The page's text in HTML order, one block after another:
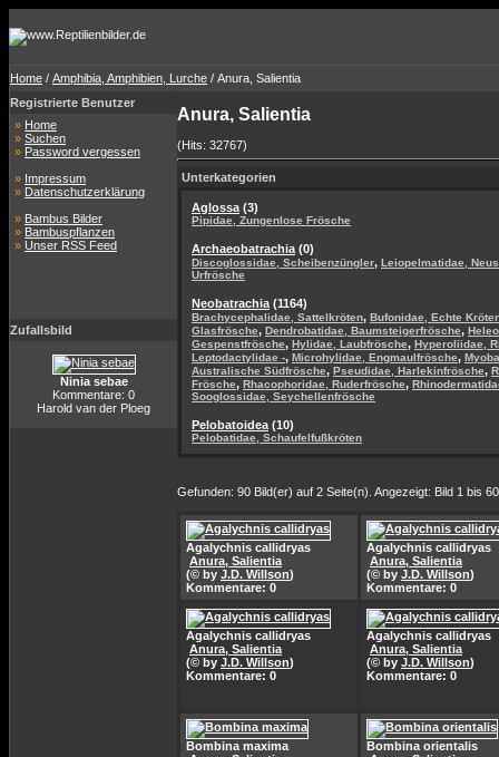
Home / Amphibia, Amphibien, Lurche / Anura, Salientia
Registrierte Benutzer
» Home
» Suchen
» Password vergessen
» Impressum
» Datenschutzerklärung
» Bambus Bilder
» Bambuspflanzen
» Unser RSS Feed
Zufallsbild
Ninia sebae
Kommentare: 0
Harold van der Ploeg
Anura, Salientia
(Hits: 32767)
Unterkategorien
Aglossa (3)
Pipidae, Zungenlose Frösche
Archaeobatrachia (0)
Discoglossidae, Scheibenzüngler, Leiopelmatidae,
Urfrösche
Neobatrachia (1164)
Brachycephalidae, Sattelkröten, Bufonidae, Echte
Glasfrösche, Dendrobatidae, Baumsteigerfrösche,
Gespenstfrösche, Hylidae, Laubfrösche, Hyperoliidae,
Leptodactylidae -, Microhylidae, Engmaulfrösche,
Australische Südfrösche, Pseudidae, Harlekinfrösche,
Frösche, Rhacophoridae, Ruderfrösche,
Sooglossidae, Seychellenfrösche
Pelobatoidea (10)
Pelobatidae, Schaufelfußkröten
Gefunden: 90 Bild(er) auf 2 Seite(n). Angezeigt: Bild 1 bis
Agalychnis callidryas
Anura, Salientia
(© by J.D. Willson)
Kommentare: 0
Agalychnis callidryas
Anura, Salientia
(© by J.D. Willson)
Kommentare: 0
Agalychnis callidryas
Anura, Salientia
(© by J.D. Willson)
Kommentare: 0
Agalychnis callidryas
Anura, Salientia
(© by J.D. Willson)
Kommentare: 0
Bombina maxima
Bombina orientalis